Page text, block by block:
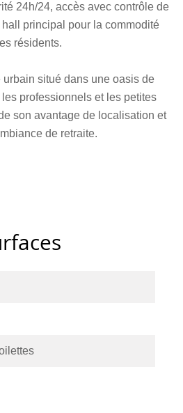
24h/24, accès avec contrôle de
principal pour la commodité
résidents.
urbain situé dans une oasis de
professionnels et les petites
son avantage de localisation et
de retraite.